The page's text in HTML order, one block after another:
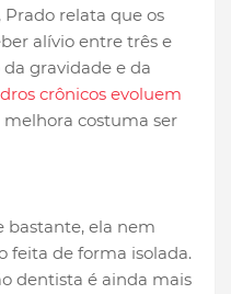
relata que os
alívio entre três e
gravidade e da
crônicos evoluem
melhora costuma ser
bastante, ela nem
feita de forma isolada.
dentista é ainda mais